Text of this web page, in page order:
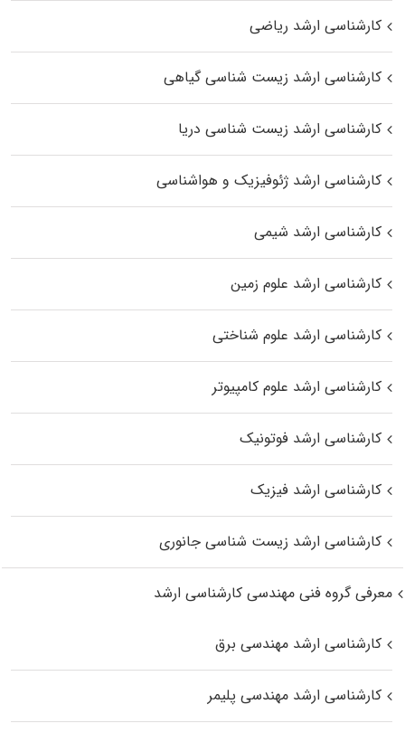
کارشناسی ارشد ریاضی
کارشناسی ارشد زیست‌ شناسی گیاهی
کارشناسی ارشد زیست‌ شناسی دریا
کارشناسی ارشد ژئوفیزیک و هواشناسی
کارشناسی ارشد شیمی
کارشناسی ارشد علوم زمین
کارشناسی ارشد علوم شناختی
کارشناسی ارشد علوم کامپیوتر
کارشناسی ارشد فوتونیک
کارشناسی ارشد فیزیک
کارشناسی ارشد زیست‌ شناسی جانوری
معرفی گروه فنی مهندسی کارشناسی ارشد
کارشناسی ارشد مهندسی برق
کارشناسی ارشد مهندسی پلیمر